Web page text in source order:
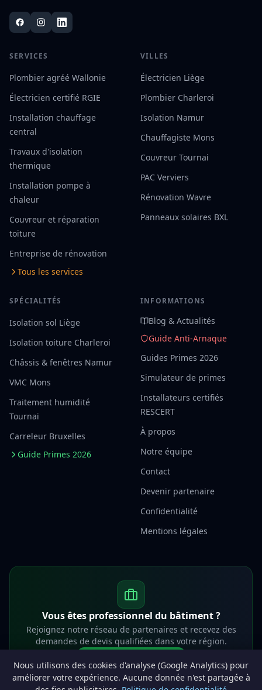
Nous utilisons des cookies d'analyse (Google Analytics) pour
améliorer votre expérience. Aucune donnée n'est partagée à
SERVICES
Plombier agréé Wallonie
Électricien certifié RGIE
Installation chauffage
central
Travaux d'isolation
thermique
Installation pompe à
chaleur
Couvreur et réparation
toiture
Entreprise de rénovation
Tous les services
VILLES
Électricien Liège
Plombier Charleroi
Isolation Namur
Chauffagiste Mons
Couvreur Tournai
PAC Verviers
Rénovation Wavre
Panneaux solaires BXL
SPÉCIALITÉS
Isolation sol Liège
Isolation toiture Charleroi
Châssis & fenêtres Namur
VMC Mons
Traitement humidité
Tournai
Carreleur Bruxelles
Guide Primes 2026
INFORMATIONS
Blog & Actualités
Guide Anti-Arnaque
Guides Primes 2026
Simulateur de primes
Installateurs certifiés
RESCERT
À propos
Notre équipe
Contact
Devenir partenaire
Confidentialité
Mentions légales
Vous êtes professionnel du bâtiment ?
Rejoignez notre réseau de partenaires et recevez des
demandes de devis qualifiées dans votre région.
info@lesprosdemaville.be